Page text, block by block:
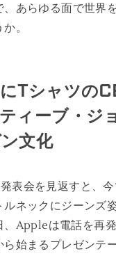
あらゆる面で世界
。
Tシャツの
ィーブ・ジ
文化
表会を見返すと、
ルネックにジーンズ
、Appleは電話を再
始まるプレゼンテー